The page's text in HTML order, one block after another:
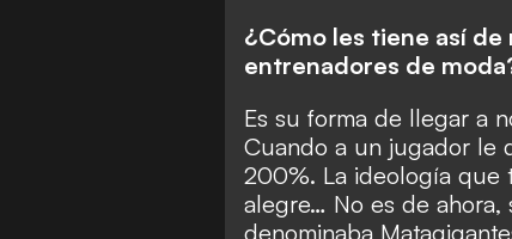
¿Cómo les tiene así
entrenadores de
Es su forma de llegar a
Cuando a un jugador le
200%. La ideología que
alegre… No es de ahora,
denominaba